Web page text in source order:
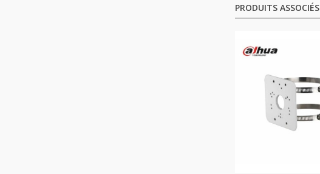
PRODUITS ASSOCIÉS